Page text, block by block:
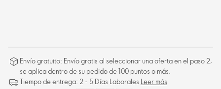
Envío gratuito: Envío gratis al seleccionar una oferta en el paso 2,
se aplica dentro de su pedido de 100 puntos o más.
Tiempo de entrega: 2 - 5 Días Laborales Leer más